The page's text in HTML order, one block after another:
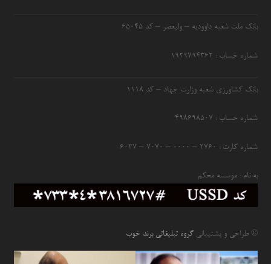
بانک ملت شعبه داوودیه – ولیعصر – کد ۶۵۰۴۵
شماره حساب : ۱۹۲۹۷۹۴۳۶۲
بانک کشاورزی شعبه وزارت جهاد – کد 1118
شماره حساب : ۴۹۸۶۹۸۵۰۷
شماره کارت : ۲۷۶۰ – ۰۰۰۰ – ۷۰۷۰ – ۶۰۳۷
به نام : موسسه محکم
© طراحی و پشتیبانیگروه تبلیغاتی برند خوب